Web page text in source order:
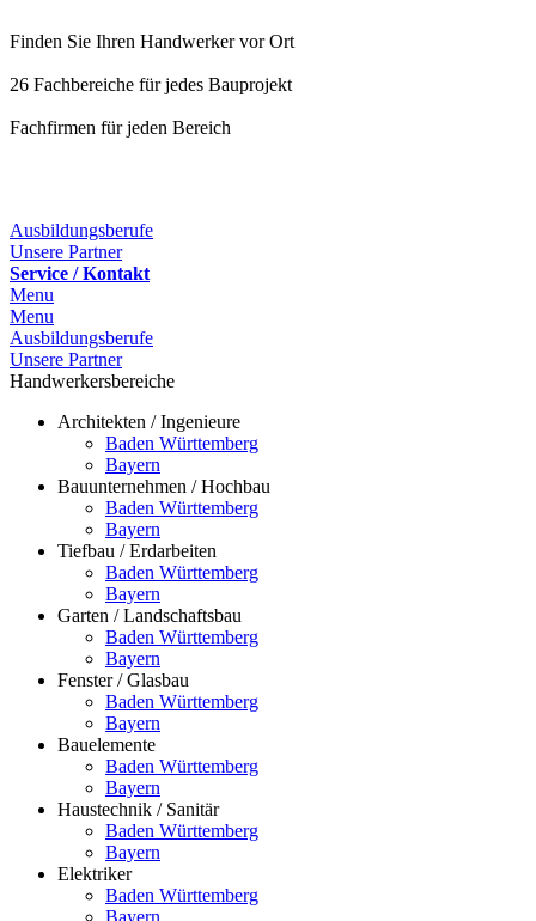
Finden Sie Ihren Handwerker vor Ort
26 Fachbereiche für jedes Bauprojekt
Fachfirmen für jeden Bereich
Ausbildungsberufe
Unsere Partner
Service / Kontakt
Menu
Menu
Ausbildungsberufe
Unsere Partner
Handwerkersbereiche
Architekten / Ingenieure
Baden Württemberg
Bayern
Bauunternehmen / Hochbau
Baden Württemberg
Bayern
Tiefbau / Erdarbeiten
Baden Württemberg
Bayern
Garten / Landschaftsbau
Baden Württemberg
Bayern
Fenster / Glasbau
Baden Württemberg
Bayern
Bauelemente
Baden Württemberg
Bayern
Haustechnik / Sanitär
Baden Württemberg
Bayern
Elektriker
Baden Württemberg
Bayern